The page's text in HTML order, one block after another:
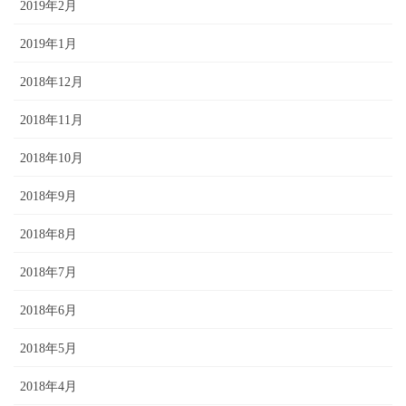
2019年2月
2019年1月
2018年12月
2018年11月
2018年10月
2018年9月
2018年8月
2018年7月
2018年6月
2018年5月
2018年4月